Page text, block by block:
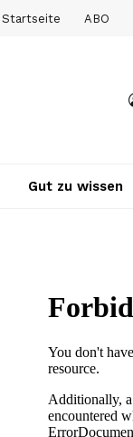
Startseite ABO
Gut zu wissen